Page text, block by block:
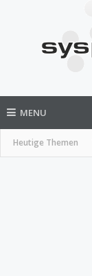
MENU
Heutige Themen